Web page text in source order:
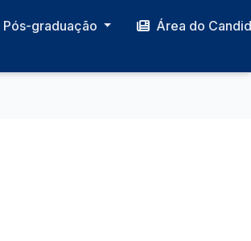
Pós-graduação Área do